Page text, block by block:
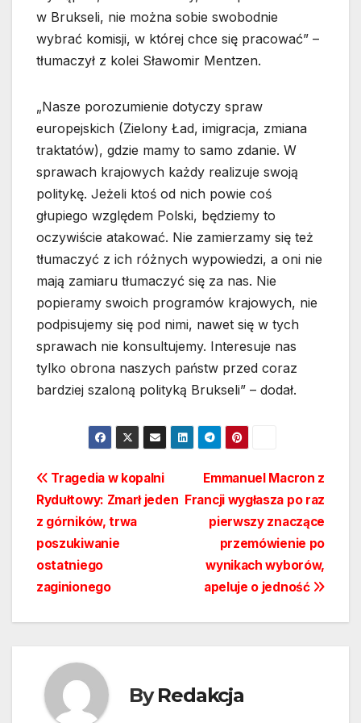
w Brukseli, nie można sobie swobodnie
wybrać komisji, w której chce się pracować” –
tłumaczył z kolei Sławomir Mentzen.
„Nasze porozumienie dotyczy spraw
europejskich (Zielony Ład, imigracja, zmiana
traktatów), gdzie mamy to samo zdanie. W
sprawach krajowych każdy realizuje swoją
politykę. Jeżeli ktoś od nich powie coś
głupiego względem Polski, będziemy to
oczywiście atakować. Nie zamierzamy się też
tłumaczyć z ich różnych wypowiedzi, a oni nie
mają zamiaru tłumaczyć się za nas. Nie
popieramy swoich programów krajowych, nie
podpisujemy się pod nimi, nawet się w tych
sprawach nie konsultujemy. Interesuje nas
tylko obrona naszych państw przed coraz
bardziej szaloną polityką Brukseli” – dodał.
Nawigacja
wpisu
Emmanuel Macron z
Francji wygłasza po raz
pierwszy znaczące
przemówienie po
wynikach wyborów,
apeluje o jedność
Tragedia w kopalni
Rydułtowy: Zmarł jeden
z górników, trwa
poszukiwanie
ostatniego
zaginionego
ByRedakcja